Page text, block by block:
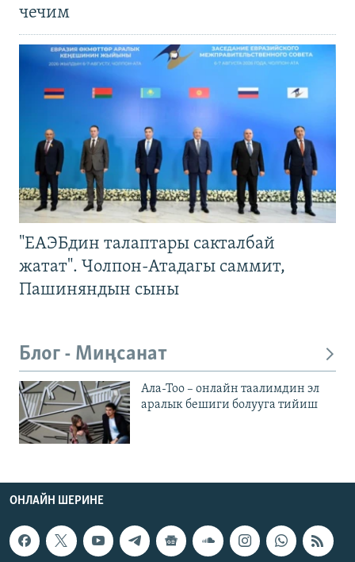
чечим
"ЕАЭБдин талаптары сакталбай
жатат". Чолпон-Атадагы саммит,
Пашиняндын сыны
Блог - Миңсанат
Ала-Тоо – онлайн таалимдин эл
аралык бешиги болууга тийиш
ОНЛАЙН ШЕРИНЕ